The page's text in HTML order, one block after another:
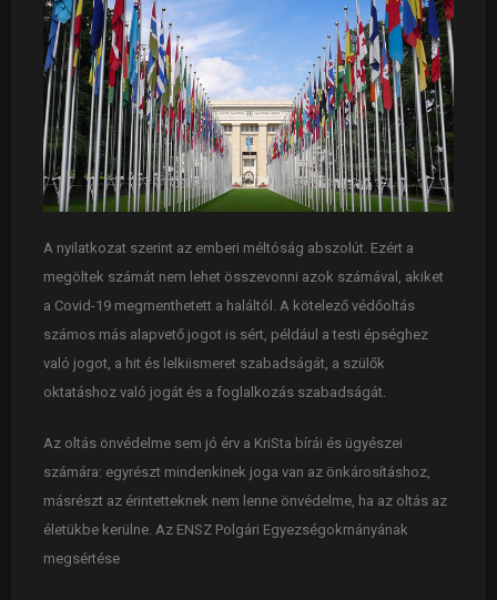
A nyilatkozat szerint az emberi méltóság abszolút. Ezért a
megöltek számát nem lehet összevonni azok számával, akiket
a Covid-19 megmenthetett a haláltól. A kötelező védőoltás
számos más alapvető jogot is sért, például a testi épséghez
való jogot, a hit és lelkiismeret szabadságát, a szülők
oktatáshoz való jogát és a foglalkozás szabadságát.
Az oltás önvédelme sem jó érv a KriSta bírái és ügyészei
számára: egyrészt mindenkinek joga van az önkárosításhoz,
másrészt az érintetteknek nem lenne önvédelme, ha az oltás az
életükbe kerülne. Az ENSZ Polgári Egyezségokmányának
megsértése